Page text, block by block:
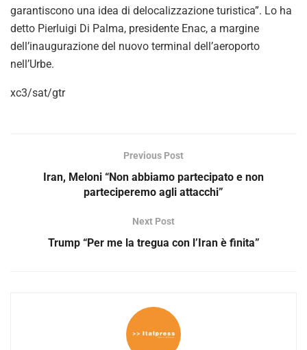
e
o
garantiscono una idea di delocalizzazione turistica”. Lo ha
detto Pierluigi Di Palma, presidente Enac, a margine
dell’inaugurazione del nuovo terminal dell’aeroporto
nell’Urbe.
xc3/sat/gtr
Previous Post
Iran, Meloni “Non abbiamo partecipato e non
parteciperemo agli attacchi”
Next Post
Trump “Per me la tregua con l’Iran è finita”